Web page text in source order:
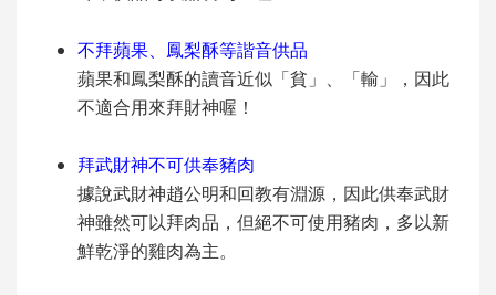
不拜蘋果、鳳梨酥等諧音供品
蘋果和鳳梨酥的讀音近似「貧」、「輸」，因此
不適合用來拜財神喔！
拜武財神不可供奉豬肉
據說武財神趙公明和回教有淵源，因此供奉武財
神雖然可以拜肉品，但絕不可使用豬肉，多以新
鮮乾淨的雞肉為主。